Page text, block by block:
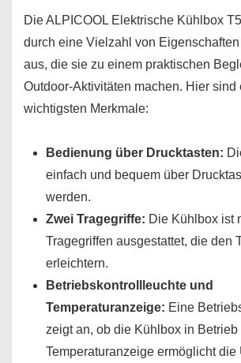
Die ALPICOOL Elektrische Kühlbox
durch eine Vielzahl von
aus, die sie zu einem praktischen
Outdoor-Aktivitäten machen. Hier sind
wichtigsten Merkmale:
Bedienung über Drucktasten:
einfach und bequem über
werden.
Zwei Tragegriffe: Die Kühlbox ist
Tragegriffen ausgestattet, die den
erleichtern.
Betriebskontrollleuchte und
Temperaturanzeige: Eine
zeigt an, ob die Kühlbox in
Temperaturanzeige ermöglicht die